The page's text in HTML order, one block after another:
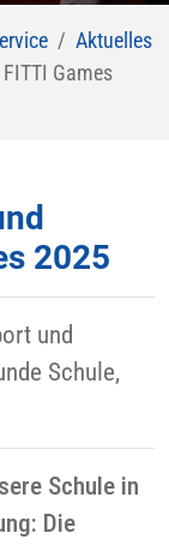
Aktuelles
Games
2025
und
Schule,
Schule in
Die